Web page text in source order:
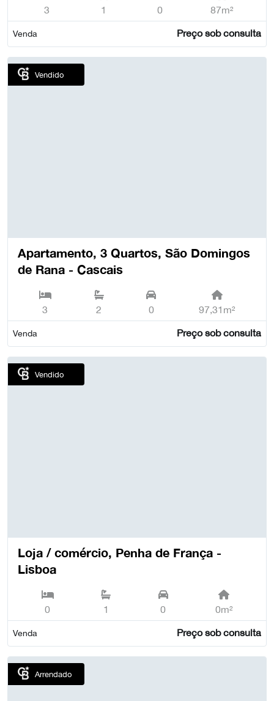
3 1 0 87m²
Venda Preço sob consulta
Vendido
Apartamento, 3 Quartos, São Domingos
de Rana - Cascais
3 2 0 97,31m²
Venda Preço sob consulta
Vendido
Loja / comércio, Penha de França -
Lisboa
0 1 0 0m²
Venda Preço sob consulta
Arrendado